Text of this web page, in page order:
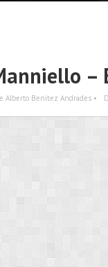
–
Alberto Benítez Andrades •